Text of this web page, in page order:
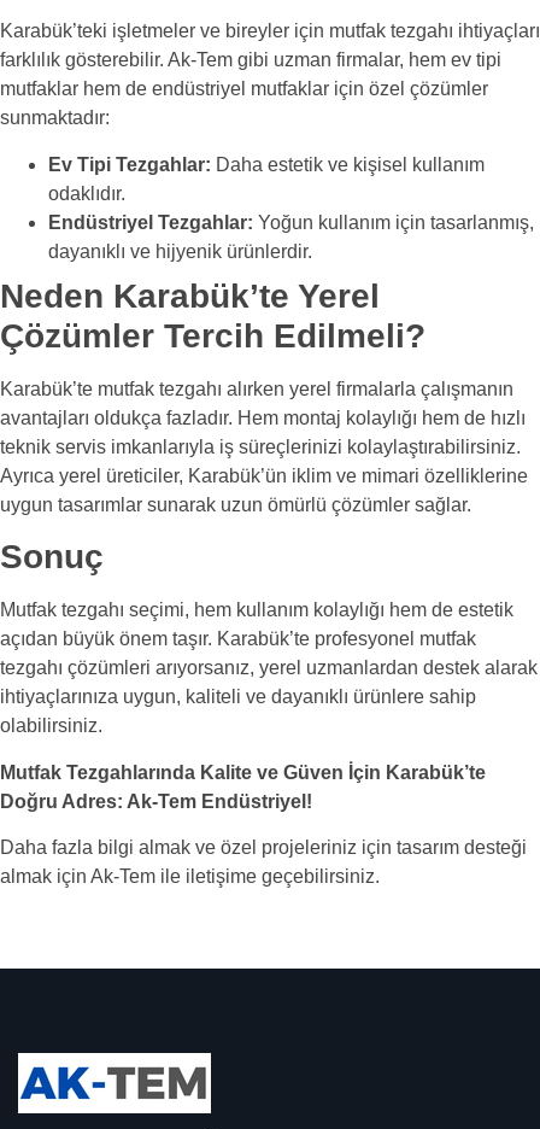
Karabük’teki işletmeler ve bireyler için mutfak tezgahı ihtiyaçları
farklılık gösterebilir. Ak-Tem gibi uzman firmalar, hem ev tipi
mutfaklar hem de endüstriyel mutfaklar için özel çözümler
sunmaktadır:
Ev Tipi Tezgahlar: Daha estetik ve kişisel kullanım
odaklıdır.
Endüstriyel Tezgahlar: Yoğun kullanım için tasarlanmış,
dayanıklı ve hijyenik ürünlerdir.
Neden Karabük’te Yerel
Çözümler Tercih Edilmeli?
Karabük’te mutfak tezgahı alırken yerel firmalarla çalışmanın
avantajları oldukça fazladır. Hem montaj kolaylığı hem de hızlı
teknik servis imkanlarıyla iş süreçlerinizi kolaylaştırabilirsiniz.
Ayrıca yerel üreticiler, Karabük’ün iklim ve mimari özelliklerine
uygun tasarımlar sunarak uzun ömürlü çözümler sağlar.
Sonuç
Mutfak tezgahı seçimi, hem kullanım kolaylığı hem de estetik
açıdan büyük önem taşır. Karabük’te profesyonel mutfak
tezgahı çözümleri arıyorsanız, yerel uzmanlardan destek alarak
ihtiyaçlarınıza uygun, kaliteli ve dayanıklı ürünlere sahip
olabilirsiniz.
Mutfak Tezgahlarında Kalite ve Güven İçin Karabük’te
Doğru Adres: Ak-Tem Endüstriyel!
Daha fazla bilgi almak ve özel projeleriniz için tasarım desteği
almak için Ak-Tem ile iletişime geçebilirsiniz.